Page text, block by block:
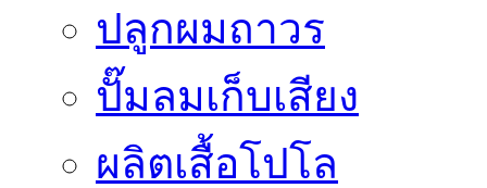
ปลูกผมถาวร
ปั๊มลมเก็บเสียง
ผลิตเสื้อโปโล